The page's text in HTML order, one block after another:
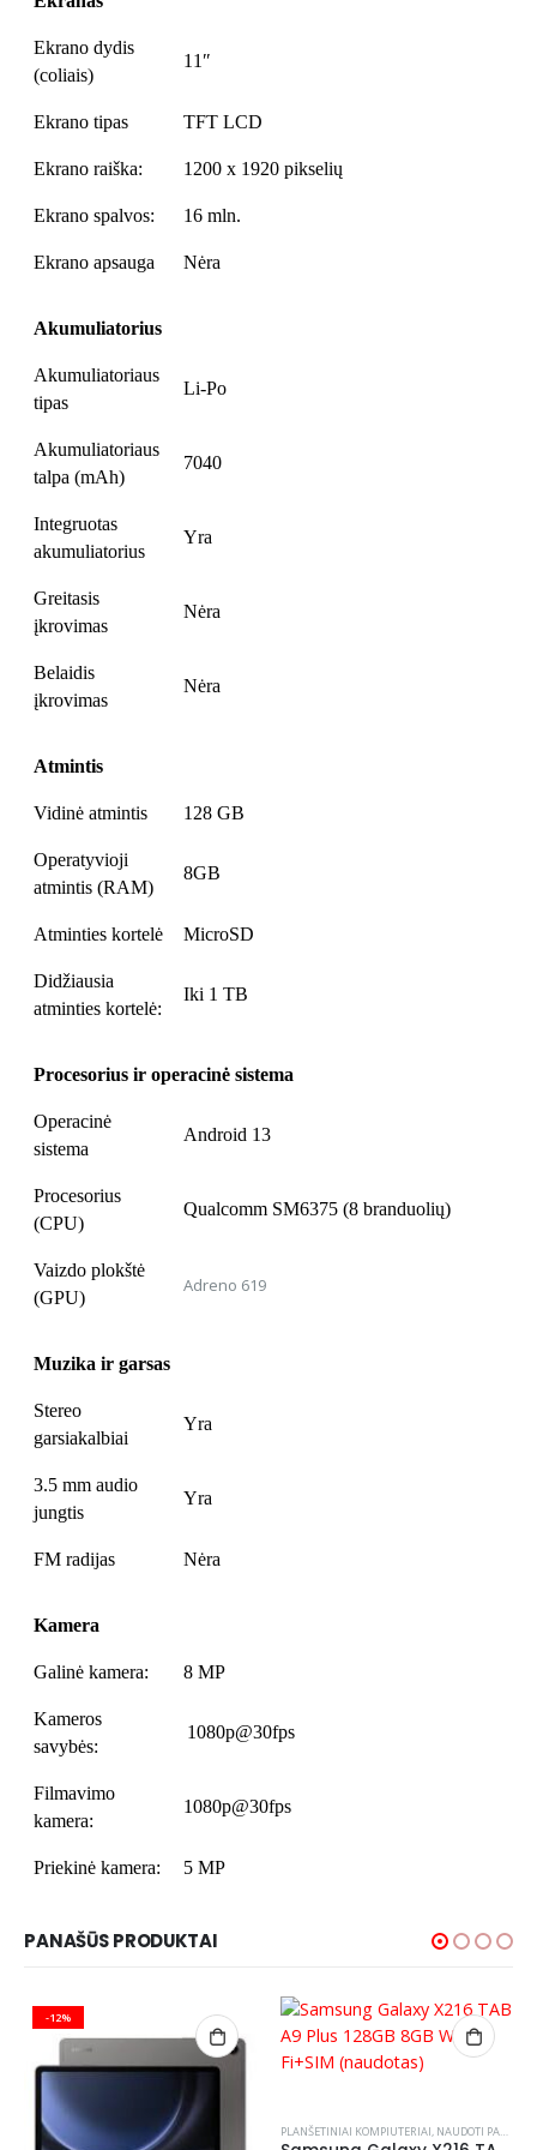
Ekrano dydis
(coliais)
11″
Ekrano tipas TFT LCD
Ekrano raiška: 1200 x 1920 pikselių
Ekrano spalvos: 16 mln.
Ekrano apsauga Nėra
Akumuliatorius
Akumuliatoriaus
tipas
Li-Po
Akumuliatoriaus
talpa (mAh)
7040
Integruotas
akumuliatorius
Yra
Greitasis
įkrovimas
Nėra
Belaidis
įkrovimas
Nėra
Atmintis
Vidinė atmintis 128 GB
Operatyvioji
atmintis (RAM)
8GB
Atminties kortelė MicroSD
Didžiausia
atminties kortelė:
Iki 1 TB
Procesorius ir operacinė sistema
Operacinė
sistema
Android 13
Procesorius
(CPU)
Qualcomm SM6375 (8 branduolių)
Vaizdo plokštė
(GPU)
Adreno 619
Muzika ir garsas
Stereo
garsiakalbiai
Yra
3.5 mm audio
jungtis
Yra
FM radijas Nėra
Kamera
Galinė kamera: 8 MP
Kameros
savybės:
1080p@30fps
Filmavimo
kamera:
1080p@30fps
Priekinė kamera: 5 MP
PANAŠŪS PRODUKTAI
-12%
PLANŠETINIAI KOMPIUTERIAI, NAUDOTI PALANŠETINIAI KOMPIUTERIAI